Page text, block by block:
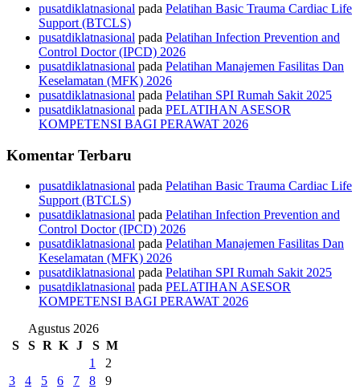
pusatdiklatnasional pada Pelatihan Basic Trauma Cardiac Life
Support (BTCLS)
pusatdiklatnasional pada Pelatihan Infection Prevention and
Control Doctor (IPCD) 2026
pusatdiklatnasional pada Pelatihan Manajemen Fasilitas Dan
Keselamatan (MFK) 2026
pusatdiklatnasional pada Pelatihan SPI Rumah Sakit 2025
pusatdiklatnasional pada PELATIHAN ASESOR
KOMPETENSI BAGI PERAWAT 2026
Komentar Terbaru
pusatdiklatnasional pada Pelatihan Basic Trauma Cardiac Life
Support (BTCLS)
pusatdiklatnasional pada Pelatihan Infection Prevention and
Control Doctor (IPCD) 2026
pusatdiklatnasional pada Pelatihan Manajemen Fasilitas Dan
Keselamatan (MFK) 2026
pusatdiklatnasional pada Pelatihan SPI Rumah Sakit 2025
pusatdiklatnasional pada PELATIHAN ASESOR
KOMPETENSI BAGI PERAWAT 2026
Agustus 2026
S
S R K J S M
1
2
3
4 5 6 7 8
9